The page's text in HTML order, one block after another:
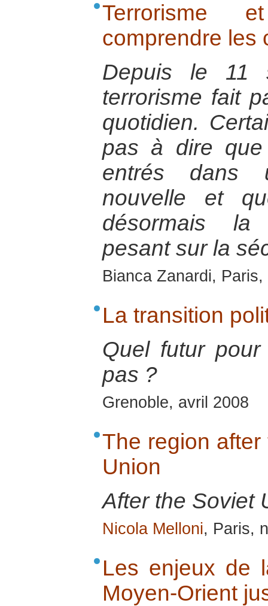
Terrorisme
comprendre les
Depuis le 11
terrorisme fait
quotidien.
pas à dire que
entrés dans
nouvelle et
désormais la
pesant sur la
Bianca Zanardi,
La transition
Quel futur
pas ?
Grenoble, avril 2008
The region
Union
After the Soviet
Nicola Melloni, Paris,
Les enjeux de
Moyen-Orient